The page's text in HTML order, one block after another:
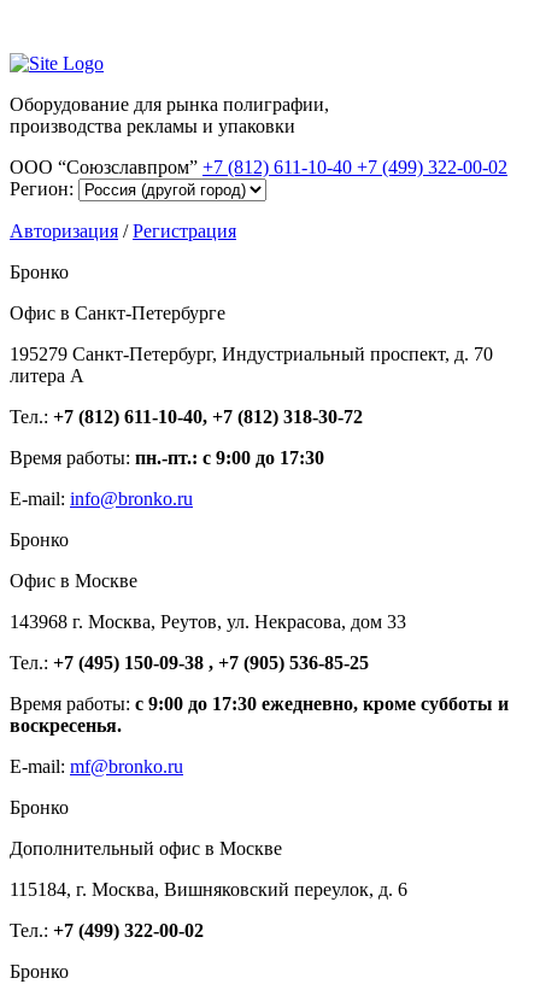
Оборудование для рынка полиграфии,
производства рекламы и упаковки
ООО “Союзславпром” +7 (812) 611-10-40 +7 (499) 322-00-02
Регион:
Авторизация /Регистрация
Бронко
Офис в Санкт-Петербурге
195279 Санкт-Петербург, Индустриальный проспект, д. 70
литера А
Тел.: +7 (812) 611-10-40, +7 (812) 318-30-72
Время работы: пн.-пт.: с 9:00 до 17:30
E-mail: info@bronko.ru
Бронко
Офис в Москве
143968 г. Москва, Реутов, ул. Некрасова, дом 33
Тел.: +7 (495) 150-09-38 , +7 (905) 536-85-25
Время работы: с 9:00 до 17:30 ежедневно, кроме субботы и
воскресенья.
E-mail: mf@bronko.ru
Бронко
Дополнительный офис в Москве
115184, г. Москва, Вишняковский переулок, д. 6
Тел.: +7 (499) 322-00-02
Бронко